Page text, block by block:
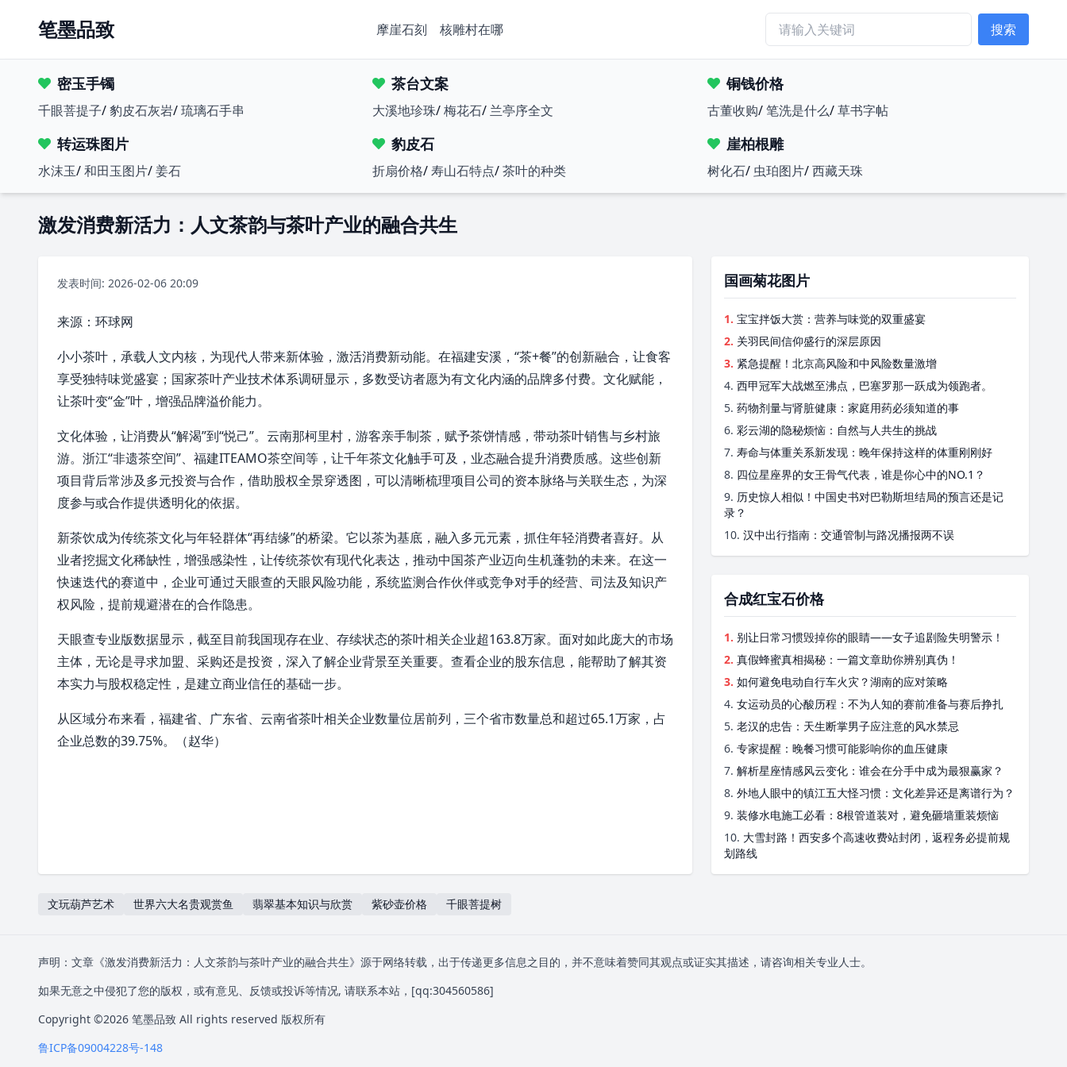
笔墨品致 摩崖石刻 核雕村在哪 搜索
密玉手镯
千眼菩提子/豹皮石灰岩/琉璃石手串
茶台文案
大溪地珍珠/梅花石/ 兰亭序全文
铜钱价格
古董收购/笔洗是什么/草书字帖
转运珠图片
水沫玉/和田玉图片/姜石
豹皮石
折扇价格/寿山石特点/茶叶的种类
崖柏根雕
树化石/ 虫珀图片/西藏天珠
激发消费新活力：人文茶韵与茶叶产业的融合共生
发表时间: 2026-02-06 20:09
来源： 环球网
小小茶叶，承载人文内核，为现代人带来新体验，激活消费新动能。在福建安溪 ，“茶+餐”的创新融合，让食客
享受独特味觉盛宴；国家茶叶产业技术体系调研显示，多数受访者愿为有文化内涵的品牌多付费。文化赋能，
让茶叶变“金”叶，增强品牌溢价能力。
文化体验，让消费从“解渴”到“悦己”。云南那柯里村 ，游客亲手制茶，赋予茶饼情感，带动茶叶销售与乡村旅
游。 浙江“非遗茶空间”、 福建ITEAMO茶空间等，让千年茶文化触手可及，业态融合提升消费质感。这些创新
项目背后常涉及多元投资与合作，借助股权全景穿透图，可以清晰梳理项目公司的资本脉络与关联生态，为深
度参与或合作提供透明化的依据。
新茶饮成为传统茶文化与年轻群体“再结缘”的桥梁。它以茶为基底，融入多元元素，抓住年轻消费者喜好。从
业者挖掘文化稀缺性，增强感染性，让传统茶饮有现代化表达，推动中国茶产业迈向生机蓬勃的未来。在这一
快速迭代的赛道中，企业可通过天眼查的天眼风险功能，系统监测合作伙伴或竞争对手的经营、司法及知识产
权风险，提前规避潜在的合作隐患。
天眼查专业版数据显示，截至目前我国现存在业、存续状态的茶叶相关企业超163.8万家。面对如此庞大的市场
主体 ，无论是寻求加盟、采购还是投资，深入了解企业背景至关重要。查看企业的股东信息，能帮助了解其资
本实力与股权稳定性，是建立商业信任的基础一步。
从区域分布来看，福建省、 广东省、 云南省茶叶相关企业数量位居前列，三个省市数量总和超过65.1万家，占
企业总数的39.75%。（赵华）
国画菊花图片
1. 宝宝拌饭大赏：营养与味觉的双重盛宴
2. 关羽民间信仰盛行的深层原因
3. 紧急提醒！北京高风险和中风险数量激增
4. 西甲冠军大战燃至沸点，巴塞罗那一跃成为领跑者。
5. 药物剂量与肾脏健康：家庭用药必须知道的事
6. 彩云湖的隐秘烦恼：自然与人共生的挑战
7. 寿命与体重关系新发现：晚年保持这样的体重刚刚好
8. 四位星座界的女王骨气代表，谁是你心中的NO.1？
9. 历史惊人相似！中国史书对巴勒斯坦结局的预言还是记
录？
10. 汉中出行指南：交通管制与路况播报两不误
合成红宝石价格
1. 别让日常习惯毁掉你的眼睛——女子追剧险失明警示！
2. 真假蜂蜜真相揭秘：一篇文章助你辨别真伪！
3. 如何避免电动自行车火灾？湖南的应对策略
4. 女运动员的心酸历程：不为人知的赛前准备与赛后挣扎
5. 老汉的忠告：天生断掌男子应注意的风水禁忌
6. 专家提醒：晚餐习惯可能影响你的血压健康
7. 解析星座情感风云变化：谁会在分手中成为最狠赢家？
8. 外地人眼中的镇江五大怪习惯：文化差异还是离谱行为？
9. 装修水电施工必看：8根管道装对，避免砸墙重装烦恼
10. 大雪封路！西安多个高速收费站封闭，返程务必提前规
划路线
文玩葫芦艺术 世界六大名贵观赏鱼 翡翠基本知识与欣赏 紫砂壶价格 千眼菩提树
声明：文章《激发消费新活力：人文茶韵与茶叶产业的融合共生》源于网络转载，出于传递更多信息之目的，并不意味着赞同其观点或证实其描述，请咨询相关专业人士。
如果无意之中侵犯了您的版权，或有意见、反馈或投诉等情况, 请联系本站，[qq:304560586]
Copyright ©2026 笔墨品致 All rights reserved 版权所有
鲁ICP备09004228号-148